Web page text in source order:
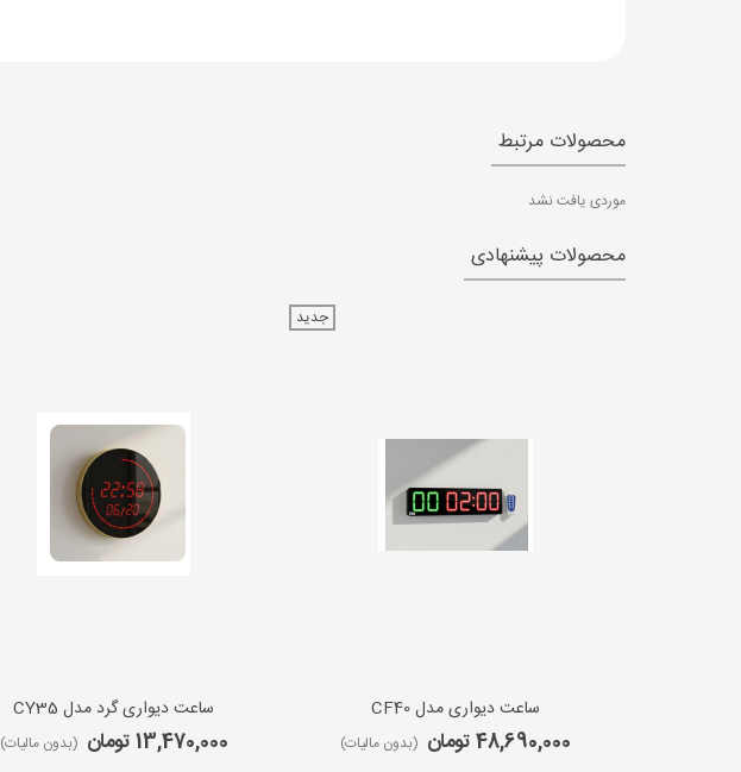
محصولات مرتبط
موردی یافت نشد
محصولات پیشنهادی
جدید
ساعت دیواری مدل CF40
48,690,000 تومان (بدون مالیات)
ساعت دیواری گرد مدل CY35
13,470,000 تومان (بدون مالیات)